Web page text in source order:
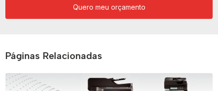
Quero meu orçamento
Páginas Relacionadas